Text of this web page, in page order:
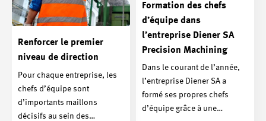
Formation des chefs
d’équipe dans
l’entreprise Diener SA
Precision Machining
Dans le courant de l’année,
l’entreprise Diener SA a
formé ses propres chefs
d’équipe grâce à une…
Renforcer le premier
niveau de direction
Pour chaque entreprise, les
chefs d’équipe sont
d’importants maillons
décisifs au sein des…